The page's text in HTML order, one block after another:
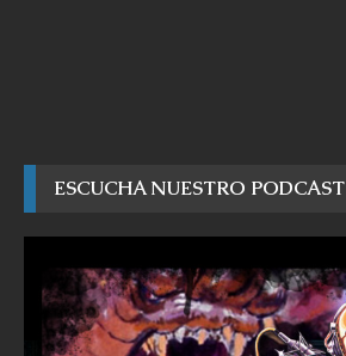
ESCUCHA NUESTRO PODCAST